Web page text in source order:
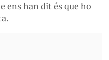
ens han dit és que ho